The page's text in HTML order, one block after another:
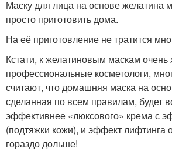
Маску для лица на основе желатина
просто приготовить дома.
На её приготовление не тратится
Кстати, к желатиновым маскам очень
профессиональные косметологи,
считают, что домашняя маска на
сделанная по всем правилам, будет
эффективнее «люксового» крема с
(подтяжки кожи), и эффект лифтинга
гораздо дольше!